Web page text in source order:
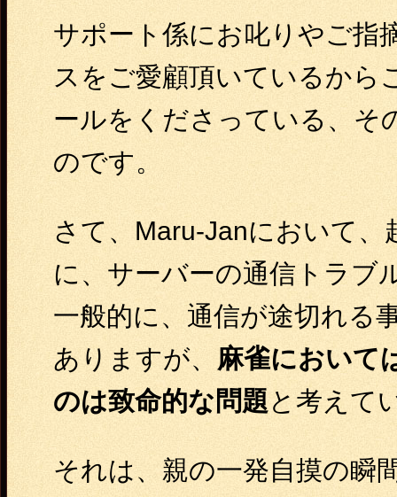
サポート係にお叱りやご指
スをご愛顧頂いているから
ールをくださっている、そ
のです。
さて、Maru-Janにおいて
に、サーバーの通信トラブ
一般的に、通信が途切れる
ありますが、 麻雀において
のは致命的な問題と考えて
それは、親の一発自摸の瞬